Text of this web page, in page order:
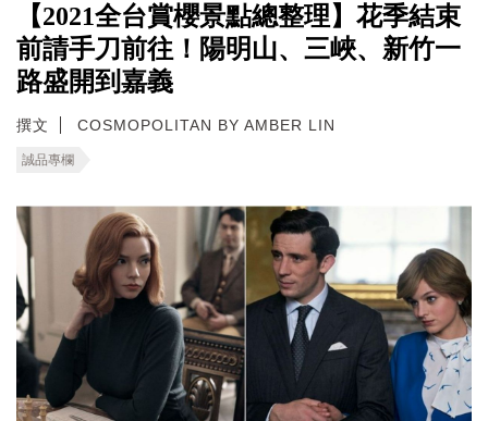
【2021全台賞櫻景點總整理】花季結束
前請手刀前往！陽明山、三峽、新竹一
路盛開到嘉義
撰文 COSMOPOLITAN BY AMBER LIN
誠品專欄